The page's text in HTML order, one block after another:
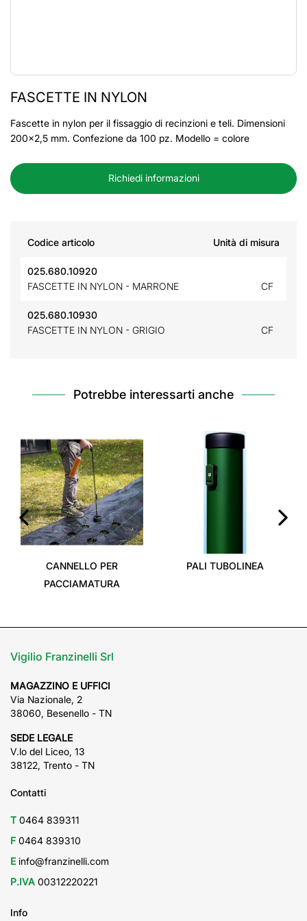
FASCETTE IN NYLON
Fascette in nylon per il fissaggio di recinzioni e teli. Dimensioni
200x2,5 mm. Confezione da 100 pz. Modello = colore
Richiedi informazioni
Codice articolo Unità di misura
025.680.10920
FASCETTE IN NYLON - MARRONE
CF
025.680.10930
FASCETTE IN NYLON - GRIGIO
CF
Potrebbe interessarti anche
CANNELLO PER
PACCIAMATURA
PALI TUBOLINEA
‹
Vigilio Franzinelli Srl
MAGAZZINO E UFFICI
Via Nazionale, 2
38060, Besenello - TN
SEDE LEGALE
V.lo del Liceo, 13
38122, Trento - TN
Contatti
T 0464 839311
F 0464 839310
E info@franzinelli.com
P.IVA 00312220221
Info